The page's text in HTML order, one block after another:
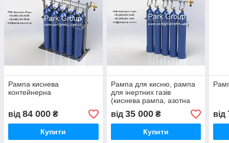
Рампа киснева
контейнерна
від 84 000 ₴
Купити
Рампа для кисню, рампа
для інертних газів
(киснева рампа, азотна
рампа)
від 35 000₴
Купити
від